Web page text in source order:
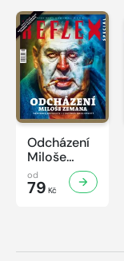
Odcházení
Miloše
Zemana
od
79 Kč